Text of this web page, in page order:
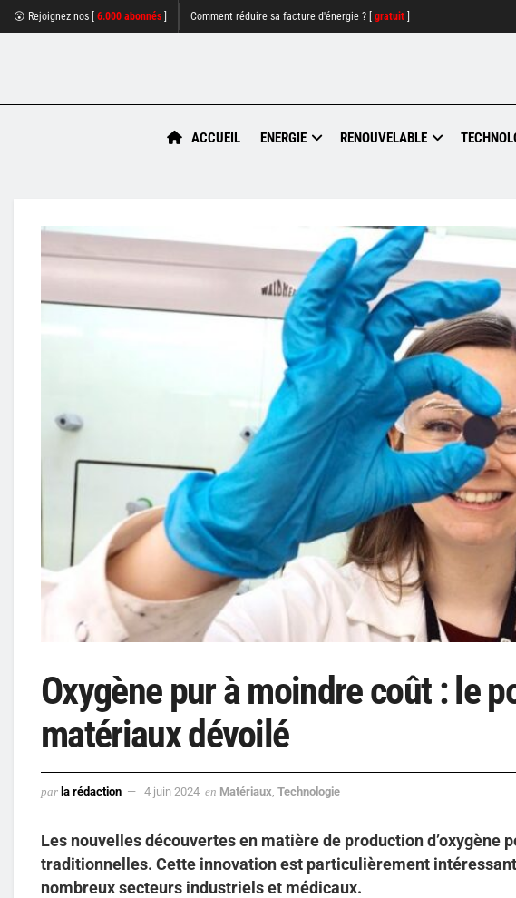
😮 Rejoignez nos [ 6.000 abonnés Comment réduire sa facture d'énergie ? [ gratuit
ACCUEIL ENERGIE RENOUVELABLE
Oxygène pur à moindre coût : le
matériaux dévoilé
par la rédaction 4 juin 2024 en Matériaux Technologie
Les nouvelles découvertes en matière de production
traditionnelles. Cette innovation est particulièrement
nombreux secteurs industriels et médicaux.